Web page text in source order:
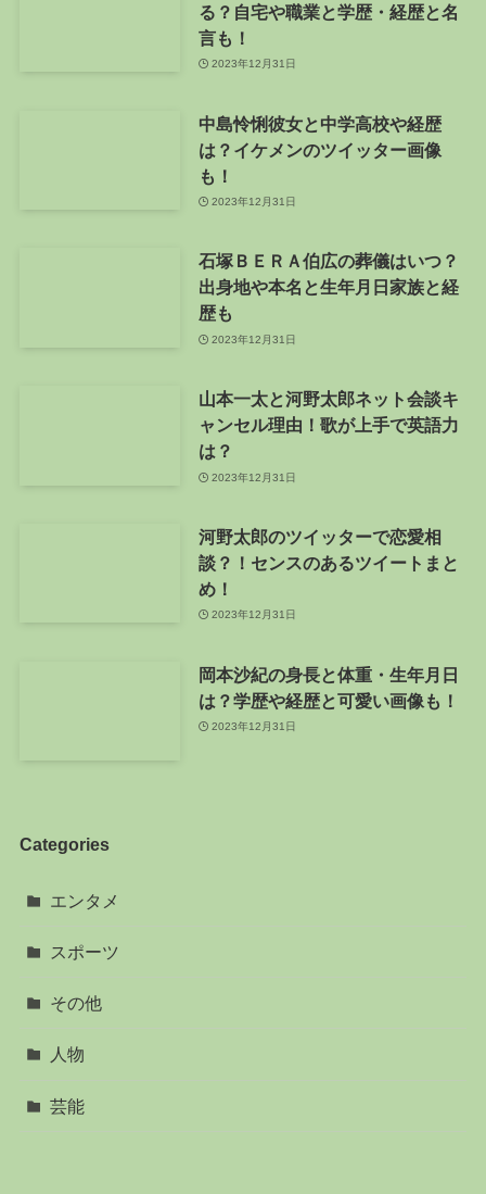
る？自宅や職業と学歴・経歴と名
言も！
2023年12月31日
中島怜悧彼女と中学高校や経歴
は？イケメンのツイッター画像
も！
2023年12月31日
石塚ＢＥＲＡ伯広の葬儀はいつ？
出身地や本名と生年月日家族と経
歴も
2023年12月31日
山本一太と河野太郎ネット会談キ
ャンセル理由！歌が上手で英語力
は？
2023年12月31日
河野太郎のツイッターで恋愛相
談？！センスのあるツイートまと
め！
2023年12月31日
岡本沙紀の身長と体重・生年月日
は？学歴や経歴と可愛い画像も！
2023年12月31日
Categories
エンタメ
スポーツ
その他
人物
芸能